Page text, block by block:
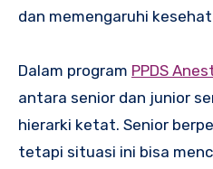
dan memengaruhi
Dalam program PPDS
antara senior dan junior
hierarki ketat. Senior
tetapi situasi ini bisa